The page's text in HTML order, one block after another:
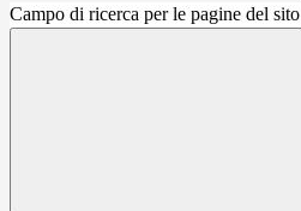
Campo di ricerca per le pagine del sito